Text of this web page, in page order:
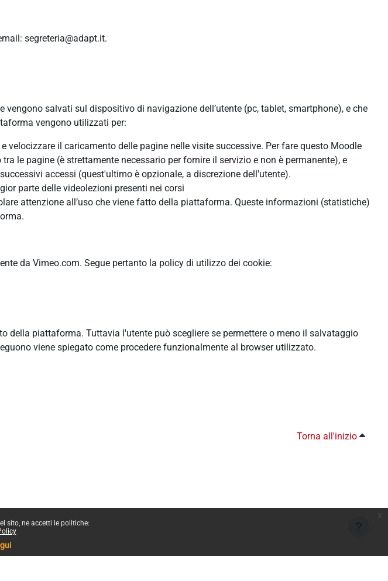
sito, ne accetti le politiche:
segreteria@adapt.it.
salvati sul dispositivo di navigazione dell’utente (pc, tablet, smartphone), e che
vengono utilizzati per:
il caricamento delle pagine nelle visite successive. Per fare questo Moodle
le pagine (è strettamente necessario per fornire il servizio e non è permanente), e
accessi (quest'ultimo è opzionale, a discrezione dell'utente).
parte delle videolezioni presenti nei corsi
attenzione all’uso che viene fatto della piattaforma. Queste informazioni (statistiche)
da Vimeo.com. Segue pertanto la policy di utilizzo dei cookie:
piattaforma. Tuttavia l'utente può scegliere se permettere o meno il salvataggio
viene spiegato come procedere funzionalmente al browser utilizzato.
Torna all'inizio